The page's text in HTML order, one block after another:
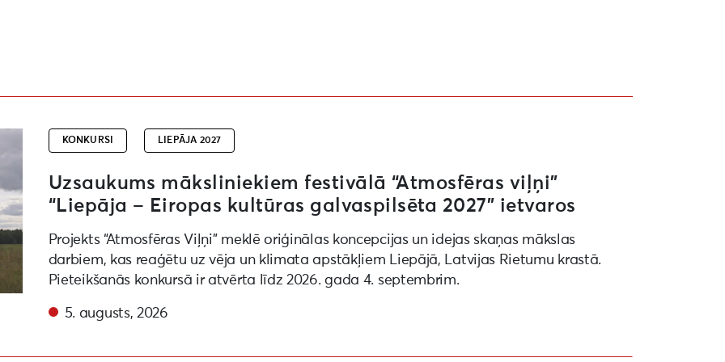
KONKURSI LIEPĀJA 2027
Uzsaukums māksliniekiem festivālā “Atmosfēras viļņi”
“Liepāja – Eiropas kultūras galvaspilsēta 2027” ietvaros
Projekts “Atmosfēras Viļņi” meklē oriģinālas koncepcijas un idejas skaņas mākslas
darbiem, kas reaģētu uz vēja un klimata apstākļiem Liepājā, Latvijas Rietumu krastā.
Pieteikšanās konkursā ir atvērta līdz 2026. gada 4. septembrim.
5. augusts, 2026